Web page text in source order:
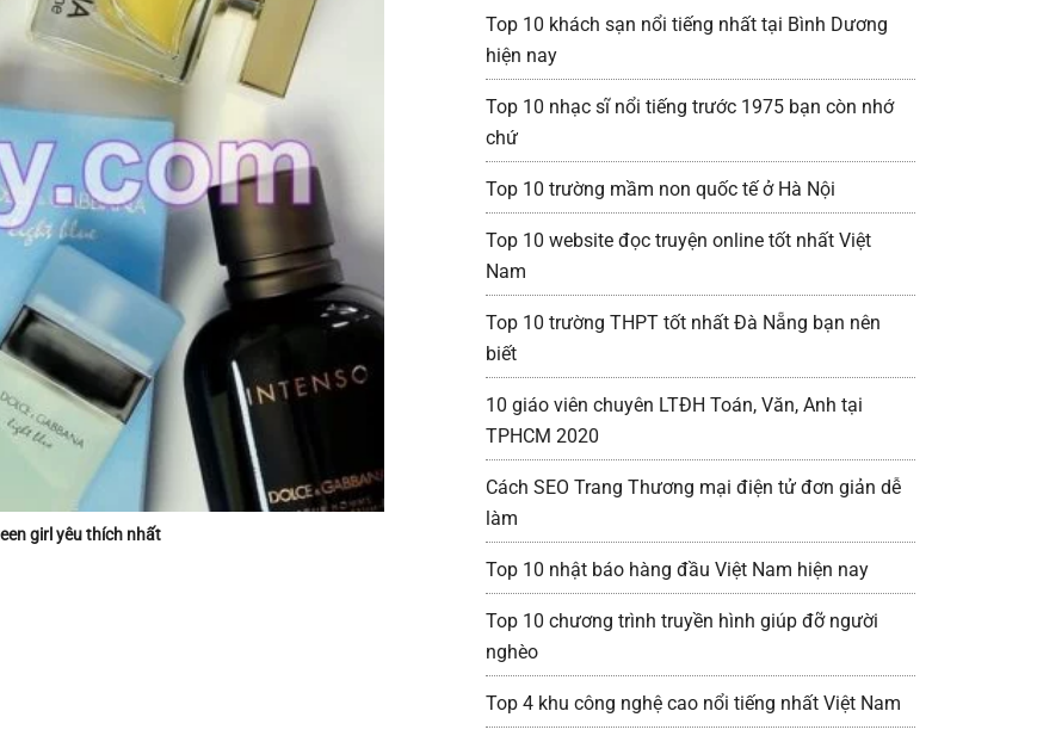
girl yêu thích nhất
Top 10 khách sạn nổi tiếng nhất tại Bình Dương
hiện nay
Top 10 nhạc sĩ nổi tiếng trước 1975 bạn còn nhớ
chứ
Top 10 trường mầm non quốc tế ở Hà Nội
Top 10 website đọc truyện online tốt nhất Việt
Nam
Top 10 trường THPT tốt nhất Đà Nẵng bạn nên
biết
10 giáo viên chuyên LTĐH Toán, Văn, Anh tại
TPHCM 2020
Cách SEO Trang Thương mại điện tử đơn giản dễ
làm
Top 10 nhật báo hàng đầu Việt Nam hiện nay
Top 10 chương trình truyền hình giúp đỡ người
nghèo
Top 4 khu công nghệ cao nổi tiếng nhất Việt Nam